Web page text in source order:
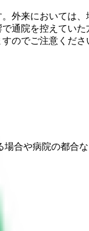
外来においては
通院を控えてい
のでご注意くだ
合や病院の都合